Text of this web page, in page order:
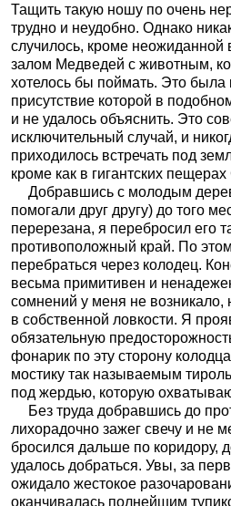
Тащить такую ношу по очень
трудно и неудобно. Однако
случилось, кроме неожиданной
залом Медведей с животным,
хотелось бы поймать. Это была
присутствие которой в
и не удалось объяснить. Это
исключительный случай, и
приходилось встречать под
кроме как в гигантских
Добравшись с молодым
помогали друг другу) до того
перерезана, я перебросил его
противоположный край. По
перебраться через колодец.
весьма примитивен и
сомнений у меня не возникало,
в собственной ловкости. Я
обязательную
фонарик по эту сторону
мостику так называемым
под жердью, которую
Без труда добравшись до
лихорадочно зажег свечу и не
бросился дальше по коридору,
удалось добраться. Увы, за
ожидало жестокое
оканчивалась полнейшим